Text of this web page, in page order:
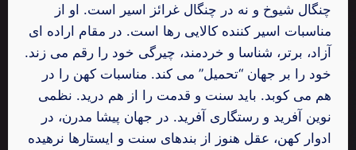
چنگال شیوخ و نه در چنگال غرائز اسیر است. او از
مناسبات اسیر کننده کالایی رها است. در مقام اراده ای
آزاد، برتر، شناسا و خردمند، چیرگی خود را رقم می زند.
خود را بر جهان “تحمیل” می کند. مناسبات کهن را در
هم می کوبد. باید سنت و قدمت را از هم درید. نظمی
نوین آفرید و رستگاری آفرید. در جهان پیشا مدرن، در
ادوار کهن، عقل هنوز از بندهای سنت و ایستارها نرهیده